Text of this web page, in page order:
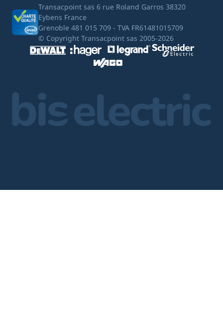
Transacpoint sas 6 rue Roland Garros 38320
Eybens France
Grenoble 481 015 709 - TVA FR61481015709
© Copyright Transacpoint sas 2005-2026